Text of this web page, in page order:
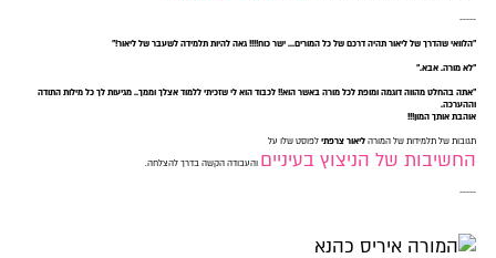
-----
"הלוואי שהדרך של ליאור תהיה דרכם של כל המורים... ישר כוח!!!! גאה להיות תלמידה לשעבר של ליאור!"
"לא מורה. אבא."
"אתה בהחלט מהווה דוגמה ומופת לכל מורה באשר הוא!! לכבוד הוא לי שזכיתי ללמוד אצלך וממך.. מגיעות לך כל מילות התודה
וההערכה.
אוהבת אותך המון!!!
תגובות של תלמידות של המורהליאור צרפתילפוסט שלו על
החשיבות של הניצוץ בעיניים והעבודה הקשה בדרך להצלחה.
-----